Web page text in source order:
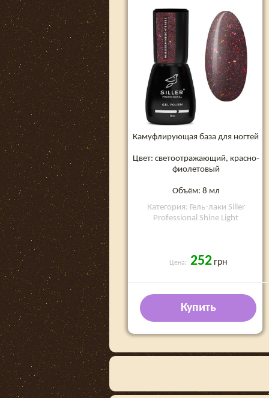
Камуфлирующая база для ногтей
Цвет: светоотражающий, красно-
фиолетовый
Объём: 8 мл
Категория: Гель-лаки Siller
Professional Shine Light
Цена: 252 грн
Купить